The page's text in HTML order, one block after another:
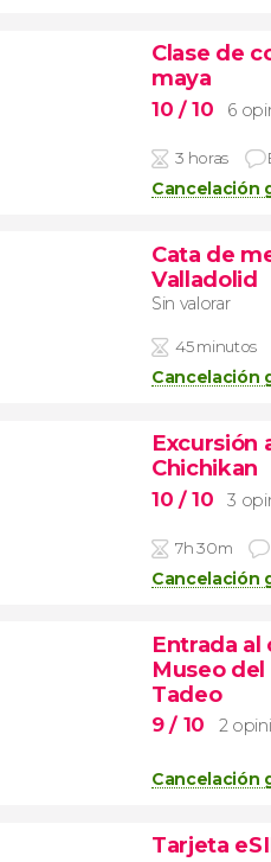
Clase de
maya
10 / 10 6
3 horas
Cancelación
Cata de
Valladolid
Sin valorar
45 minutos
Cancelación
Excursión
Chichikan
10 / 10 3
7h 30m
Cancelación
Entrada
Museo
Tadeo
9/ 10 2
Cancelación
Tarjeta